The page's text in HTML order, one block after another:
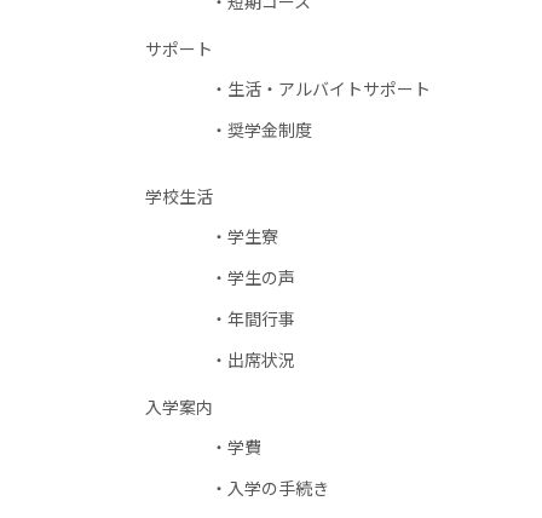
サポート
生活・アルバイトサポート
奨学金制度
学校生活
学生寮
学生の声
年間行事
出席状況
入学案内
学費
入学の手続き